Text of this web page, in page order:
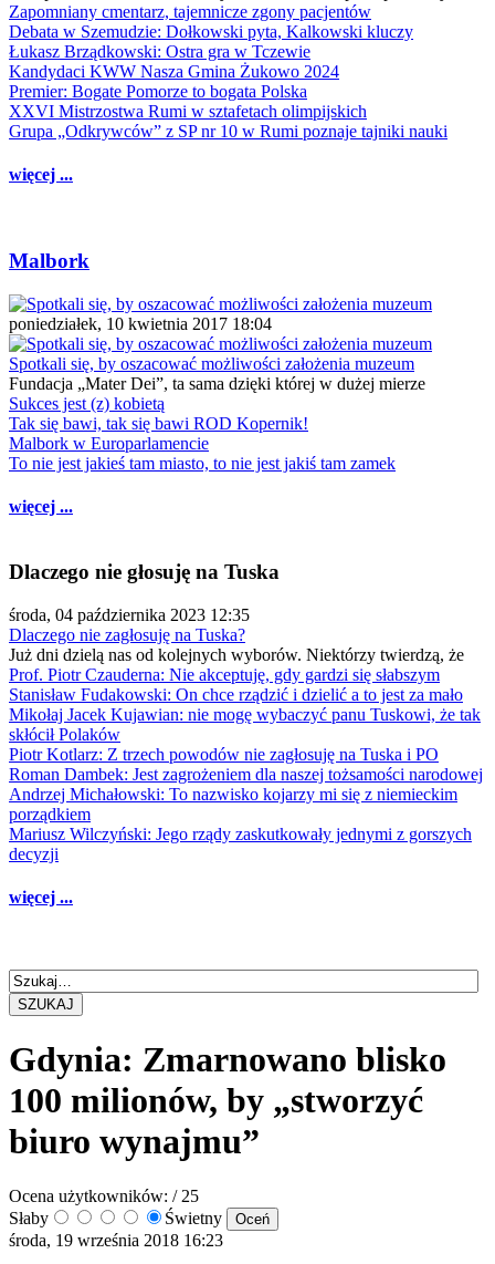
Zapomniany cmentarz, tajemnicze zgony pacjentów
Debata w Szemudzie: Dołkowski pyta, Kalkowski kluczy
Łukasz Brządkowski: Ostra gra w Tczewie
Kandydaci KWW Nasza Gmina Żukowo 2024
Premier: Bogate Pomorze to bogata Polska
XXVI Mistrzostwa Rumi w sztafetach olimpijskich
Grupa „Odkrywców” z SP nr 10 w Rumi poznaje tajniki nauki
więcej ...
Malbork
poniedziałek, 10 kwietnia 2017 18:04
Spotkali się, by oszacować możliwości założenia muzeum
Fundacja „Mater Dei”, ta sama dzięki której w dużej mierze
Sukces jest (z) kobietą
Tak się bawi, tak się bawi ROD Kopernik!
Malbork w Europarlamencie
To nie jest jakieś tam miasto, to nie jest jakiś tam zamek
więcej ...
Dlaczego nie głosuję na Tuska
środa, 04 października 2023 12:35
Dlaczego nie zagłosuję na Tuska?
Już dni dzielą nas od kolejnych wyborów. Niektórzy twierdzą, że
Prof. Piotr Czauderna: Nie akceptuję, gdy gardzi się słabszym
Stanisław Fudakowski: On chce rządzić i dzielić a to jest za mało
Mikołaj Jacek Kujawian: nie mogę wybaczyć panu Tuskowi, że tak
skłócił Polaków
Piotr Kotlarz: Z trzech powodów nie zagłosuję na Tuska i PO
Roman Dambek: Jest zagrożeniem dla naszej tożsamości narodowej
Andrzej Michałowski: To nazwisko kojarzy mi się z niemieckim
porządkiem
Mariusz Wilczyński: Jego rządy zaskutkowały jednymi z gorszych
decyzji
więcej ...
SZUKAJ
Gdynia: Zmarnowano blisko
100 milionów, by „stworzyć
biuro wynajmu”
Ocena użytkowników: / 25
Słaby
Świetny
środa, 19 września 2018 16:23